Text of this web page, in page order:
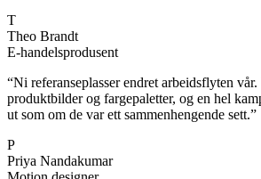
T
Theo Brandt
E-handelsprodusent
“Ni referanseplasser endret arbeidsflyten
produktbilder og fargepaletter, og en hel
ut som om de var ett sammenhengende sett.”
P
Priya Nandakumar